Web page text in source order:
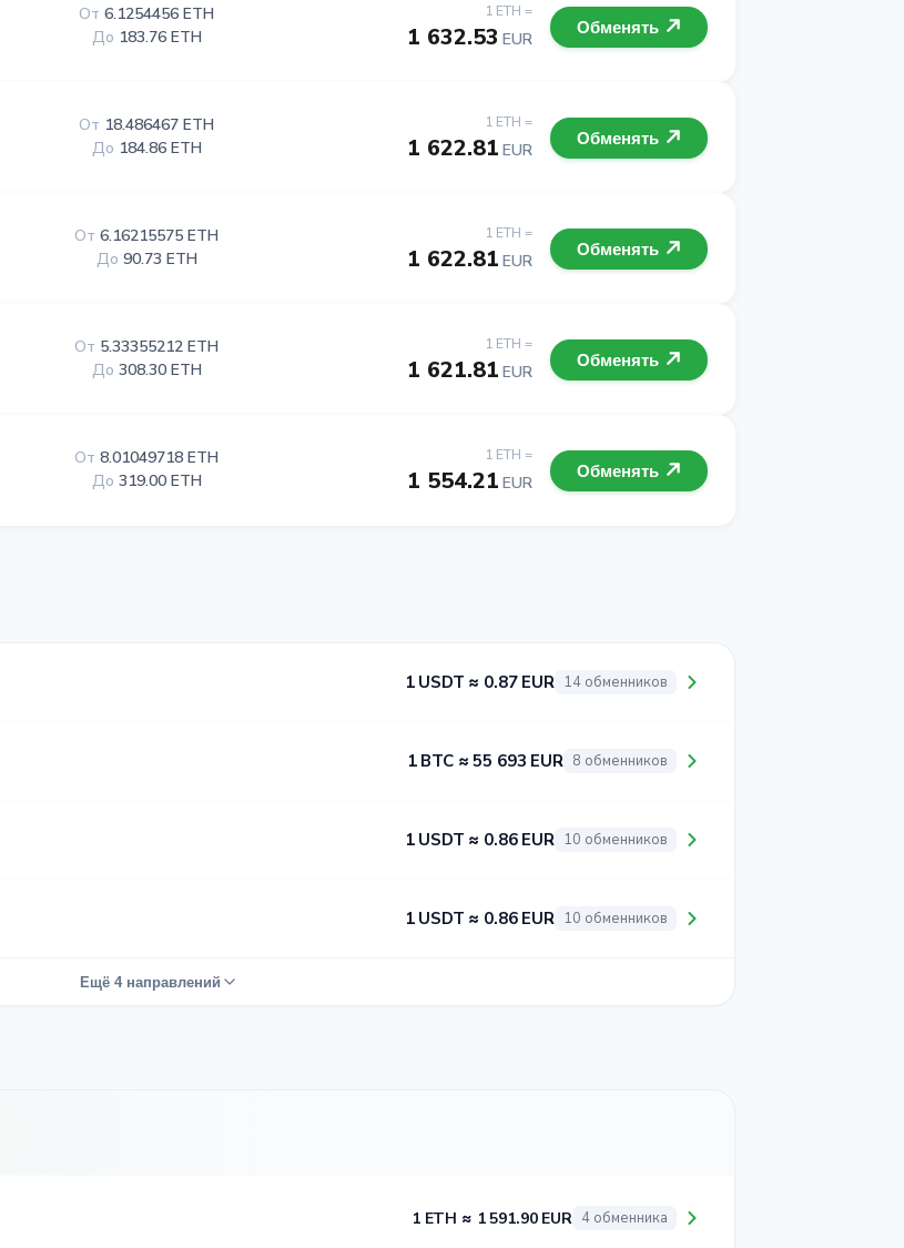
1 ETH =
1 632.53 EUR
От 6.1254456 ETH
До 183.76 ETH Обменять
1 ETH =
1 622.81 EUR
От 18.486467 ETH
До 184.86 ETH Обменять
1 ETH =
1 622.81 EUR
От 6.16215575 ETH
До 90.73 ETH Обменять
1 ETH =
1 621.81 EUR
От 5.33355212 ETH
До 308.30 ETH Обменять
1 ETH =
1 554.21 EUR
От 8.01049718 ETH
До 319.00 ETH Обменять
1 USDT ≈ 0.87 EUR 14 обменников
1 BTC ≈ 55 693 EUR 8 обменников
1 USDT ≈ 0.86 EUR 10 обменников
1 USDT ≈ 0.86 EUR 10 обменников
Ещё 4 направлений
1 ETH ≈ 1 591.90 EUR 4 обменника